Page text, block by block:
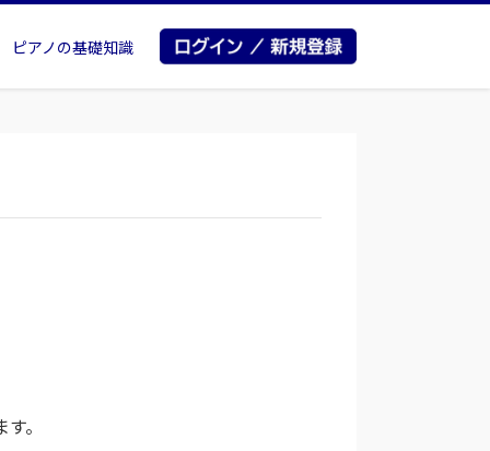
ピアノの基礎知識
。